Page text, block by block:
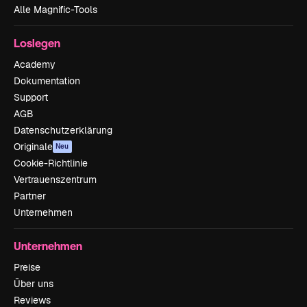
Alle Magnific-Tools
Loslegen
Academy
Dokumentation
Support
AGB
Datenschutzerklärung
Originale Neu
Cookie-Richtlinie
Vertrauenszentrum
Partner
Unternehmen
Unternehmen
Preise
Über uns
Reviews